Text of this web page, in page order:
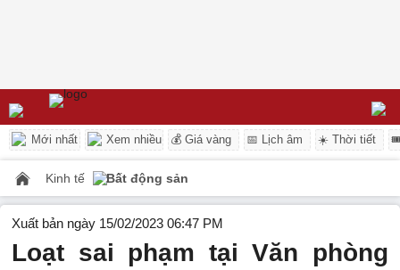
Mới nhất Xem nhiều 💰 Giá vàng 📅 Lịch âm ☀️ Thời tiết
Kinh tế Bất động sản
Xuất bản ngày 15/02/2023 06:47 PM
Loạt sai phạm tại Văn phòng